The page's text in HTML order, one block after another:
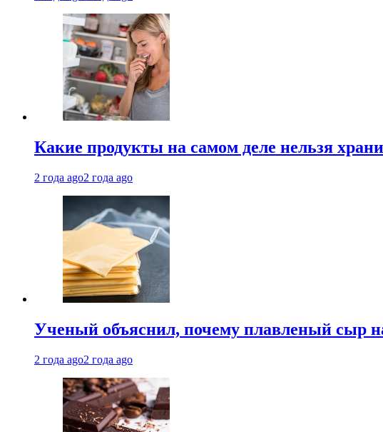
Какие продукты на самом деле нельзя
2 года ago2 года ago
Ученый объяснил, почему плавленый сыр
2 года ago2 года ago